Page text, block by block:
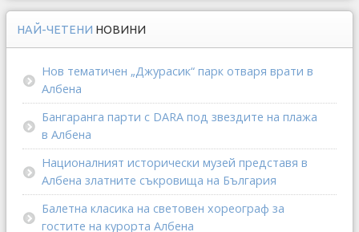
НАЙ-ЧЕТЕНИ НОВИНИ
Нов тематичен „Джурасик“ парк отваря врати в
Албена
Бангаранга парти с DARA под звездите на плажа
в Албена
Националният исторически музей представя в
Албена златните съкровища на България
Балетна класика на световен хореограф за
гостите на курорта Албена